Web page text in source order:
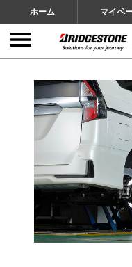
ホーム マイペ